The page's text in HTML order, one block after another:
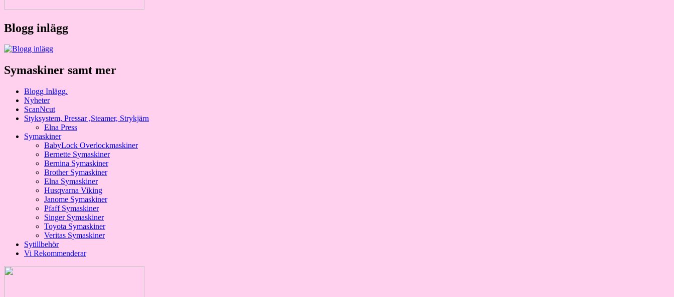
Blogg inlägg
Symaskiner samt mer
Blogg Inlägg.
Nyheter
ScanNcut
Styksystem, Pressar ,Steamer, Strykjärn
Elna Press
Symaskiner
BabyLock Overlockmaskiner
Bernette Symaskiner
Bernina Symaskiner
Brother Symaskiner
Elna Symaskiner
Husqvarna Viking
Janome Symaskiner
Pfaff Symaskiner
Singer Symaskiner
Toyota Symaskiner
Veritas Symaskiner
Sytillbehör
Vi Rekommenderar